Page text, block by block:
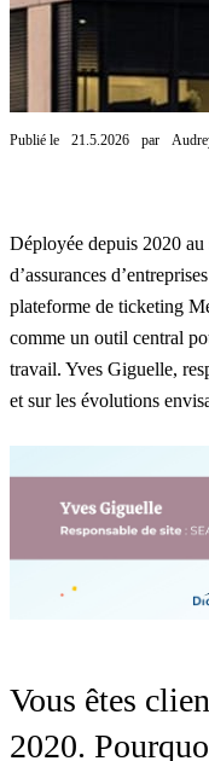
Publié le 21.5.2026 par
Déployée depuis 2020
d’assurances
plateforme de ticketing
comme un outil central
travail. Yves Giguelle,
et sur les évolutions
Vous êtes
2020.